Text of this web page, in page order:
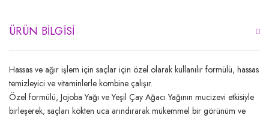
ÜRÜN BILGISI
Hassas ve ağır işlem için saçlar için özel olarak kullanılır formülü, hassas
temizleyici ve vitaminlerle kombine çalışır.
Özel formülü, Jojoba Yağı ve Yeşil Çay Ağacı Yağının mucizevi etkisiyle
birleşerek; saçları kökten uca arındırarak mükemmel bir görünüm ve